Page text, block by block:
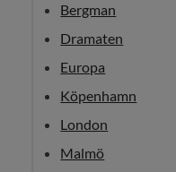
Bergman
Dramaten
Europa
Köpenhamn
London
Malmö